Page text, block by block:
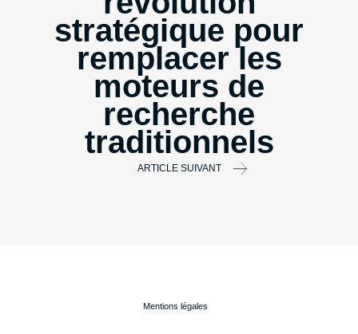
stratégique pour
remplacer les
moteurs de
recherche
traditionnels
ARTICLE SUIVANT
Mentions légales